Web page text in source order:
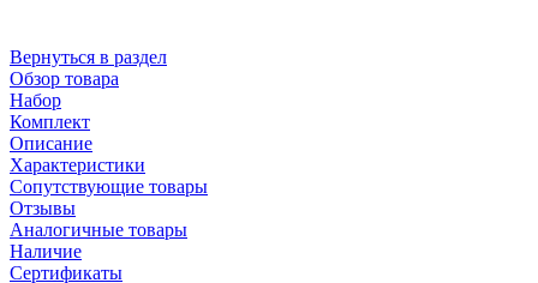
Вернуться в раздел
Обзор товара
Набор
Комплект
Описание
Характеристики
Сопутствующие товары
Отзывы
Аналогичные товары
Наличие
Сертификаты